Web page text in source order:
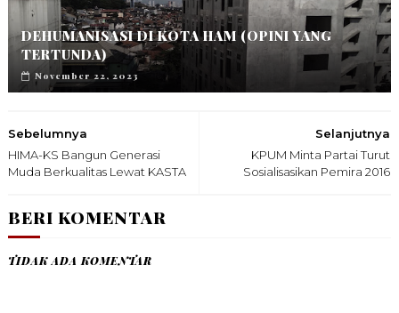
DEHUMANISASI DI KOTA HAM (OPINI YANG
TERTUNDA)
November 22, 2023
Selanjutnya
KPUM Minta Partai Turut
Sosialisasikan Pemira 2016
Sebelumnya
HIMA-KS Bangun Generasi
Muda Berkualitas Lewat KASTA
BERI KOMENTAR
TIDAK ADA KOMENTAR